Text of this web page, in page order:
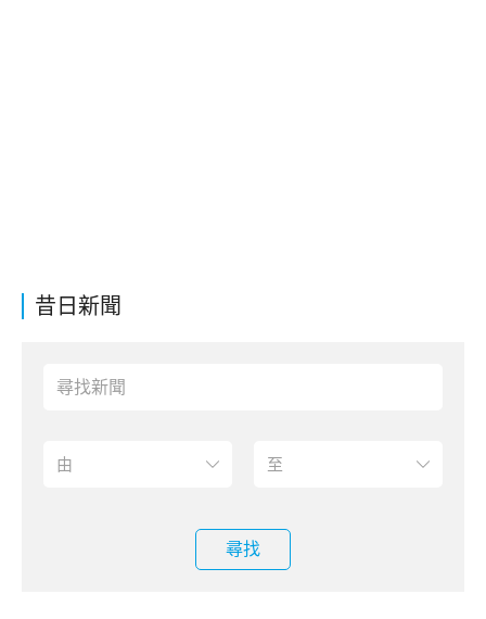
昔日新聞
尋找